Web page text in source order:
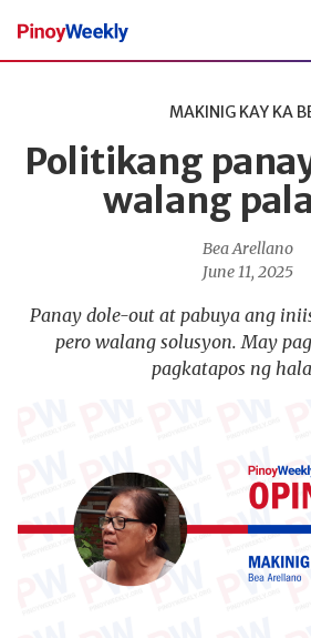
Pinoy
Weekly
MAKINIG KAY KA
Politikang
walang
Bea Arellano
June 11, 2025
Panay dole-out at pabuya ang
pero walang solusyon. May
pagkatapos ng